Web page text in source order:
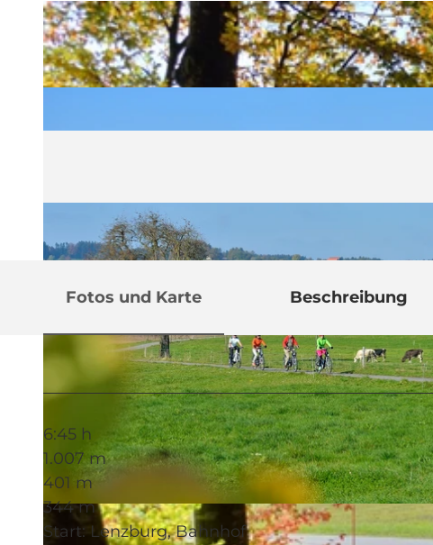
© Seetal Tourismus, Seetal Tourismus
Fotos und Karte Beschreibung
6:45 h
1.007 m
401 m
344 m
Start: Lenzburg, Bahnhof